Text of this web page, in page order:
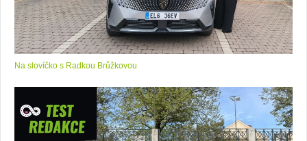
Na slovíčko s Radkou Brůžkovou